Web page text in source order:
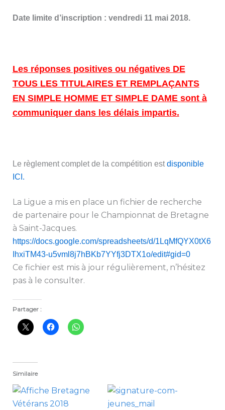
Date limite d’inscription : vendredi 11 mai 2018.
Les réponses positives ou négatives DE
TOUS LES TITULAIRES ET REMPLAÇANTS
EN SIMPLE HOMME ET SIMPLE DAME sont à
communiquer dans les délais impartis.
Le règlement complet de la compétition estdisponible
ICI.
La Ligue a mis en place un fichier de recherche
de partenaire pour le Championnat de Bretagne
à Saint-Jacques.
https://docs.google.com/spreadsheets/d/1LqMfQYX0tX6
IhxiTM43-u5vml8j7hBKb7YYfj3DTX1o/edit#gid=0
Ce fichier est mis à jour régulièrement, n’hésitez
pas à le consulter.
Partager :
Similaire